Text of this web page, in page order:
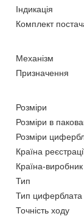
Індикація
Комплект
Механізм
Призначення
Розміри
Розміри в
Розміри
Країна
Країна-
Тип
Тип циферблата
Точність ходу